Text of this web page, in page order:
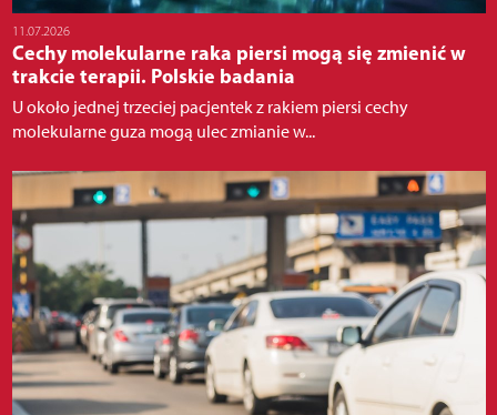
11.07.2026
Cechy molekularne raka piersi mogą się zmienić w
trakcie terapii. Polskie badania
U około jednej trzeciej pacjentek z rakiem piersi cechy
molekularne guza mogą ulec zmianie w...